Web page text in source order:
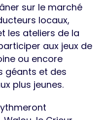
sur le marché
locaux,
les ateliers de la
aux jeux de
ou encore
géants et des
plus jeunes.